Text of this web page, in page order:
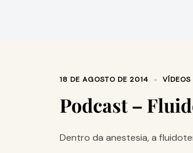
18 DE AGOSTO DE 2014 VÍDEOS
Podcast –
Dentro da anestesia, a